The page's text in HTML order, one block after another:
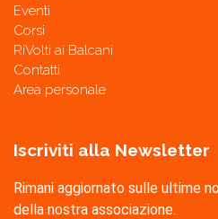
Eventi
Corsi
RiVolti ai Balcani
Contatti
Area personale
Iscriviti alla Newsletter
Rimani aggiornato sulle ultime
della nostra associazione.